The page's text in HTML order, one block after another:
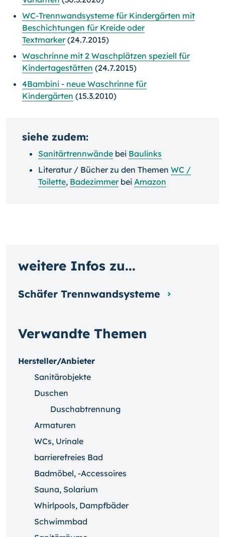
WC-Trennwandsysteme für Kindergärten mit
Beschichtungen für Kreide oder
Textmarker(24.7.2015)
Waschrinne mit 2 Waschplätzen speziell für
Kindertagestätten (24.7.2015)
4Bambini - neue Waschrinne für
Kindergärten (15.3.2010)
siehe zudem:
Sanitärtrennwände bei Baulinks
Literatur / Bücher zu den Themen WC /
Toilette, Badezimmerbei Amazon
Verwandte Themen
Hersteller/Anbieter
Sanitärobjekte
Duschen
Duschabtrennung
Armaturen
WCs, Urinale
barrierefreies Bad
Badmöbel, -Accessoires
Sauna, Solarium
Whirlpools, Dampfbäder
Schwimmbad
weitere Infos zu...
Schäfer Trennwandsysteme